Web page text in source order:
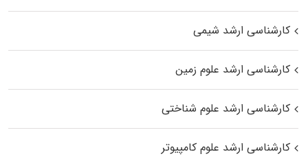
کارشناسی ارشد شیمی
کارشناسی ارشد علوم زمین
کارشناسی ارشد علوم شناختی
کارشناسی ارشد علوم کامپیوتر